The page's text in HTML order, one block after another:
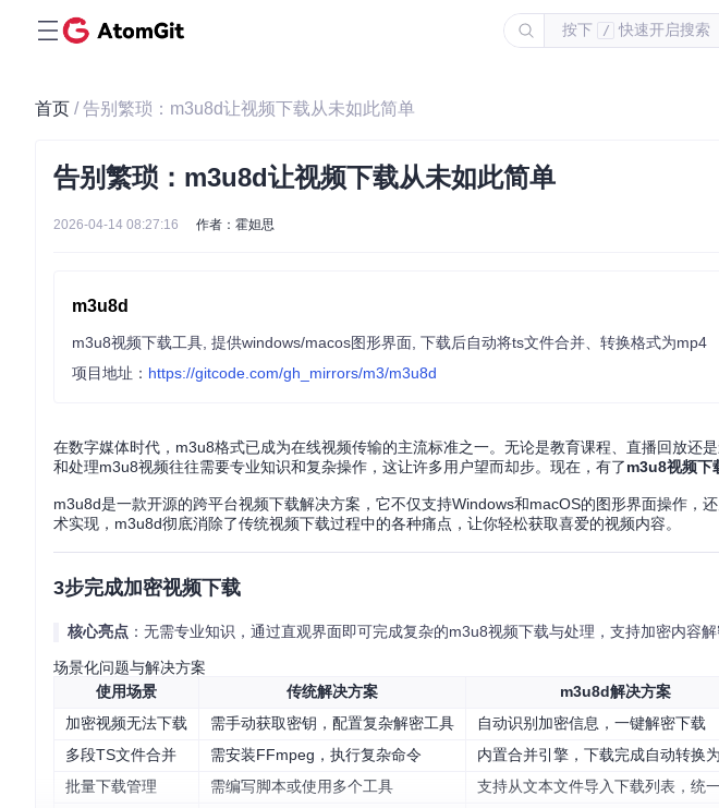
按下 / 快速开启搜索
首页 / 告别繁琐：m3u8d让视频下载从未如此简单
告别繁琐：m3u8d让视频下载从未如此简单
2026-04-14 08:27:16 作者：霍妲思
m3u8d
m3u8视频下载工具, 提供windows/macos图形界面, 下载后自动将ts文件合并、转换格式为mp4
项目地址： https://gitcode.com/gh_mirrors/m3/m3u8d
在数字媒体时代，m3u8格式已成为在线视频传输的主流标准之一。无论是教育课程、直播回放还
和处理m3u8视频往往需要专业知识和复杂操作，这让许多用户望而却步。现在，有了m3u8视频下
m3u8d是一款开源的跨平台视频下载解决方案，它不仅支持Windows和macOS的图形界面操作，
术实现，m3u8d彻底消除了传统视频下载过程中的各种痛点，让你轻松获取喜爱的视频内容。
3步完成加密视频下载
核心亮点 ：无需专业知识，通过直观界面即可完成复杂的m3u8视频下载与处理，支持加密内容解
场景化问题与解决方案
使用场景
传统解决方案
m3u8d解决方案
加密视频无法下载
需手动获取密钥，配置复杂解密工具
自动识别加密信息，一键解密下载
多段TS文件合并
需安装FFmpeg，执行复杂命令
内置合并引擎，下载完成自动转换
批量下载管理
需编写脚本或使用多个工具
支持从文本文件导入下载列表，统